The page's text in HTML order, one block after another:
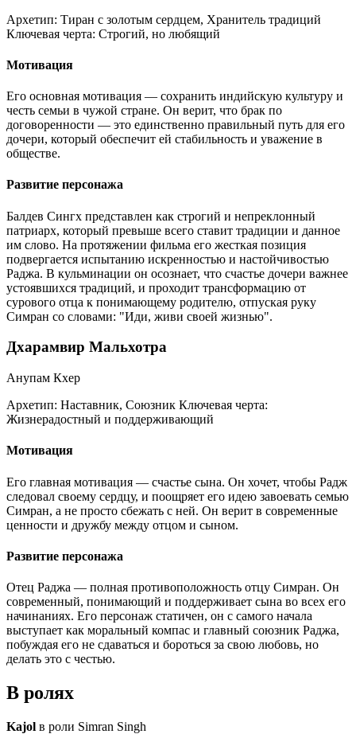
Архетип: Тиран с золотым сердцем, Хранитель традиций
Ключевая черта: Строгий, но любящий
Мотивация
Его основная мотивация — сохранить индийскую культуру и
честь семьи в чужой стране. Он верит, что брак по
договоренности — это единственно правильный путь для его
дочери, который обеспечит ей стабильность и уважение в
обществе.
Развитие персонажа
Балдев Сингх представлен как строгий и непреклонный
патриарх, который превыше всего ставит традиции и данное
им слово. На протяжении фильма его жесткая позиция
подвергается испытанию искренностью и настойчивостью
Раджа. В кульминации он осознает, что счастье дочери важнее
устоявшихся традиций, и проходит трансформацию от
сурового отца к понимающему родителю, отпуская руку
Симран со словами: "Иди, живи своей жизнью".
Дхарамвир Мальхотра
Анупам Кхер
Архетип: Наставник, Союзник Ключевая черта:
Жизнерадостный и поддерживающий
Мотивация
Его главная мотивация — счастье сына. Он хочет, чтобы Радж
следовал своему сердцу, и поощряет его идею завоевать семью
Симран, а не просто сбежать с ней. Он верит в современные
ценности и дружбу между отцом и сыном.
Развитие персонажа
Отец Раджа — полная противоположность отцу Симран. Он
современный, понимающий и поддерживает сына во всех его
начинаниях. Его персонаж статичен, он с самого начала
выступает как моральный компас и главный союзник Раджа,
побуждая его не сдаваться и бороться за свою любовь, но
делать это с честью.
В ролях
Kajol в роли Simran Singh